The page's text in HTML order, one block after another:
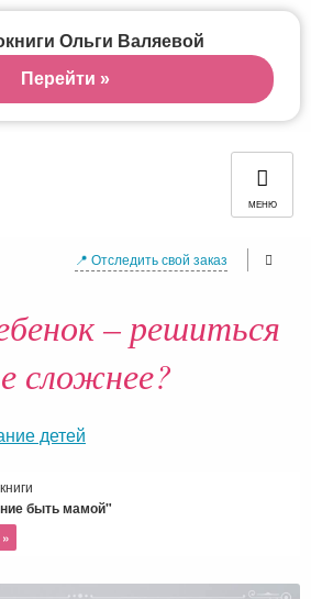
МЕНЮ
📍 Отследить свой заказ
– решиться
сложнее?
детей
быть мамой"
Ольги Валяевой
Перейти »